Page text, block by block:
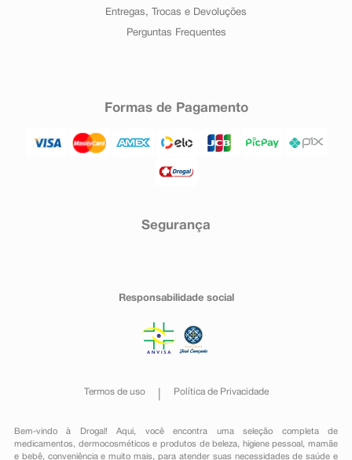
Entregas, Trocas e Devoluções
Perguntas Frequentes
Formas de Pagamento
Segurança
Responsabilidade social
Termos de uso Política de Privacidade
Bem-vindo à Drogal! Aqui, você encontra uma seleção completa de
medicamentos , dermocosméticos e produtos de beleza, higiene pessoal ,mamãe
e bebê, conveniênciae muito mais, para atender suas necessidades de saúde e